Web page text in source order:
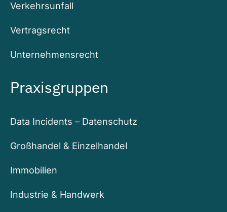
Verkehrsunfall
Vertragsrecht
Unternehmensrecht
Praxisgruppen
Data Incidents – Datenschutz
Großhandel & Einzelhandel
Immobilien
Industrie & Handwerk